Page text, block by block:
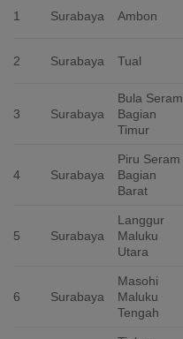
1 Surabaya Ambon
2 Surabaya Tual
3 Surabaya
Bula Seram
Bagian
Timur
4 Surabaya
Piru Seram
Bagian
Barat
5 Surabaya
Langgur
Maluku
Utara
6 Surabaya
Masohi
Maluku
Tengah